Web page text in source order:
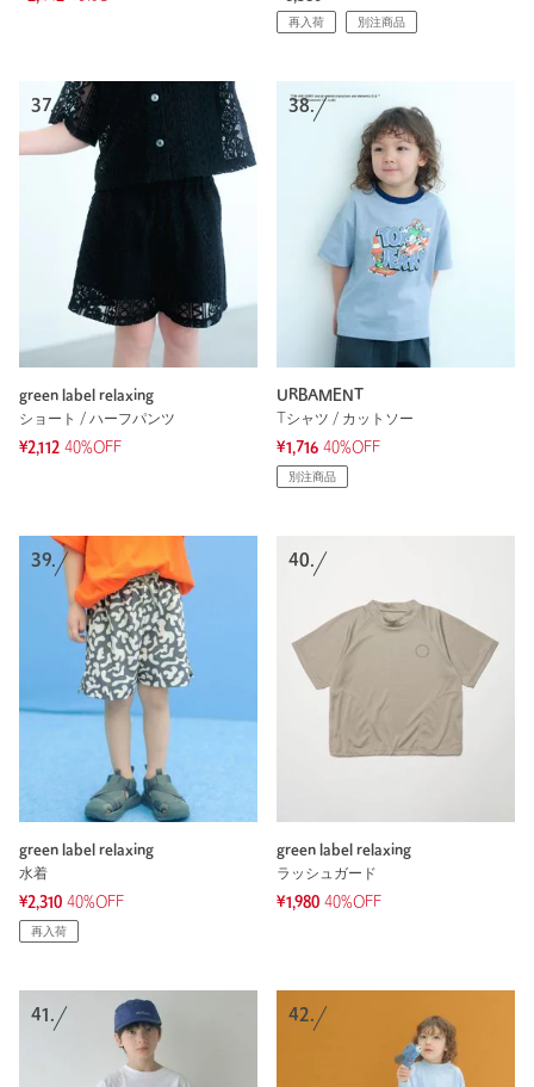
再入荷 別注商品
37.
green label relaxing
ショート / ハーフパンツ
¥2,112 40%OFF
38.
URBAMENT
Tシャツ / カットソー
¥1,716 40%OFF
別注商品
39.
green label relaxing
水着
¥2,310 40%OFF
再入荷
40.
green label relaxing
ラッシュガード
¥1,980 40%OFF
41. 42.